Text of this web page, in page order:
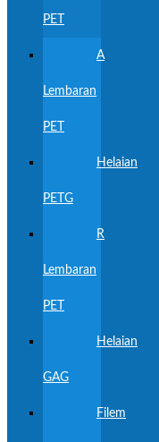
PET
A
Lembaran
PET
Helaian
PETG
R
Lembaran
PET
Helaian
GAG
Filem